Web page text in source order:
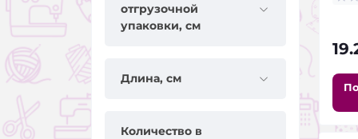
отгрузочной
упаковки, см
Длина, см
Количество в